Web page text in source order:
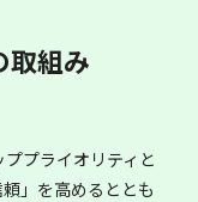
取組み
プライオリティと
」を高めるととも